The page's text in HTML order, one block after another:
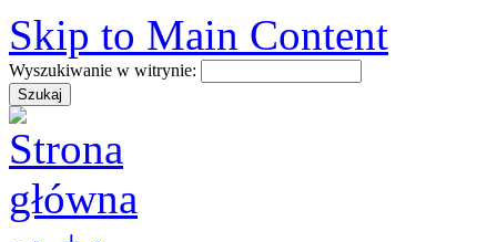
Skip to Main Content
Wyszukiwanie w witrynie: